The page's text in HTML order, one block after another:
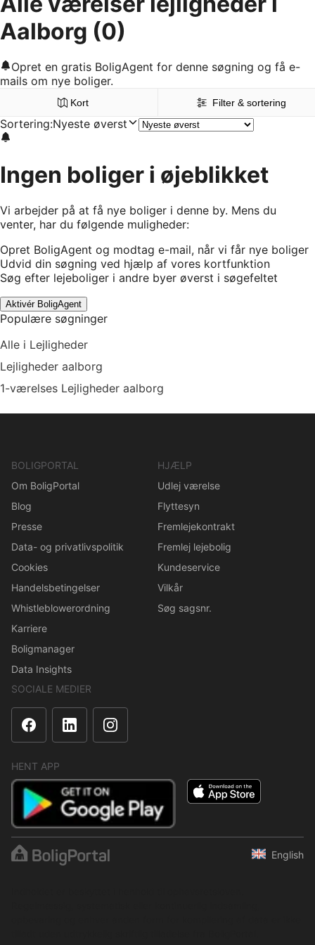
Aalborg (0)
Opret en gratis BoligAgent for denne søgning og få e-
mails om nye boliger.
Kort Filter & sortering
Sortering:Nyeste øverst
Ingen boliger i øjeblikket
Vi arbejder på at få nye boliger i denne by. Mens du
venter, har du følgende muligheder:
Opret BoligAgent og modtag e-mail, når vi får nye boliger
Udvid din søgning ved hjælp af vores kortfunktion
Søg efter lejeboliger i andre byer øverst i søgefeltet
Aktivér BoligAgent
Populære søgninger
Alle i Lejligheder
Lejligheder aalborg
1-værelses Lejligheder aalborg
BOLIGPORTAL
Om BoligPortal
Blog
Presse
Data- og privatlivspolitik
Cookies
Handelsbetingelser
Whistleblowerordning
Karriere
Boligmanager
Data Insights
HJÆLP
Udlej værelse
Flyttesyn
Fremlejekontrakt
Fremlej lejebolig
Kundeservice
Vilkår
Søg sagsnr.
SOCIALE MEDIER
HENT APP
English